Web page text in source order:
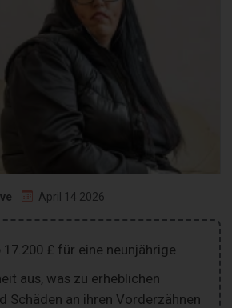
April 14 2026
17.200 £ für eine neunjährige
aus, was zu erheblichen
Schäden an ihren Vorderzähnen